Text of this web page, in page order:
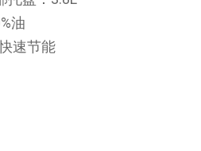
油
速节能